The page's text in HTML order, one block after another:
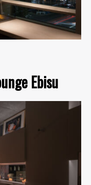
Ebisu